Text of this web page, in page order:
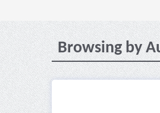
Browsing by